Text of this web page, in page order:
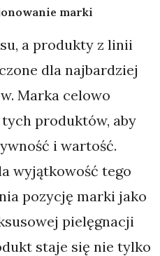
marki
a produkty z linii
dla najbardziej
Marka celowo
produktów, aby
i wartość.
wyjątkowość tego
pozycję marki jako
pielęgnacji
staje się nie tylko